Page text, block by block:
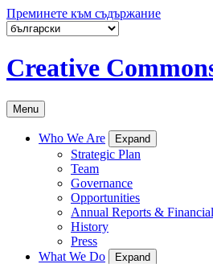
Преминете към съдържание
Creative
Menu
Who We Are Expand
Strategic Plan
Team
Governance
Opportunities
Annual Reports &
History
Press
What We Do
Expand